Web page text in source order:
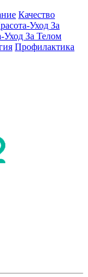
Качество
Уход За
Уход За Телом
Профилактика